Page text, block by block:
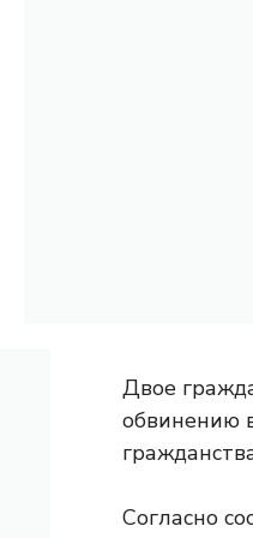
Двое
обвинению
Согласно